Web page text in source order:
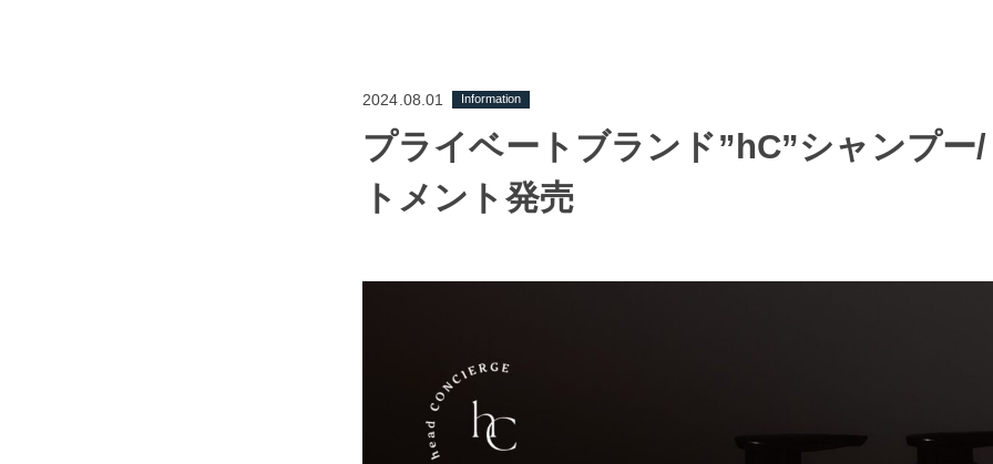
2024.08.01 Information
プライベートブランド”hC”シャンプー
トメント発売